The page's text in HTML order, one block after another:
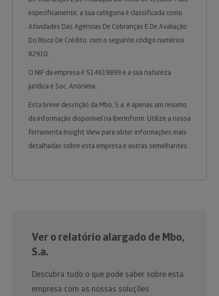
especificamente, a sua categoria é classificada como
Atividades Das Agências De Cobranças E De Avaliação
Do Risco De Crédito, com o seguinte código numérico
82910.
O NIF da empresa é 514619899 e a sua natureza
jurídica é Soc. Anónima.
Esta breve descrição da Mbo, S.a. é apenas um resumo
da informação disponível na Iberinform. Utilize a nossa
ferramenta Insight View para obter informações mais
detalhadas sobre esta empresa e outras semelhantes.
Ver o relatório alargado de Mbo,
S.a.
Descubra tudo o que pode saber sobre esta
empresa com as nossas soluções